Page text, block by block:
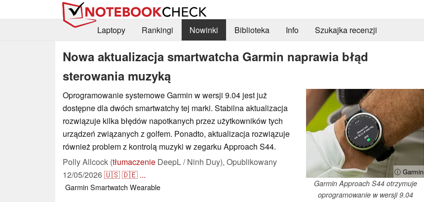
Laptopy
Rankingi Nowinki Biblioteka Info Szukajka recenzji
Nowa aktualizacja smartwatcha Garmin naprawia błąd
sterowania muzyką
ⓘ Garmin
Garmin Approach S44 otrzymuje
oprogramowanie w wersji 9.04
Oprogramowanie systemowe Garmin w wersji 9.04 jest już
dostępne dla dwóch smartwatchy tej marki. Stabilna aktualizacja
rozwiązuje kilka błędów napotkanych przez użytkowników tych
urządzeń związanych z golfem. Ponadto, aktualizacja rozwiązuje
również problem z kontrolą muzyki w zegarku Approach S44.
Polly Allcock (tłumaczenie DeepL / Ninh Duy), Opublikowany
12/05/2026🇺🇸🇩🇪 ...
Garmin Smartwatch Wearable